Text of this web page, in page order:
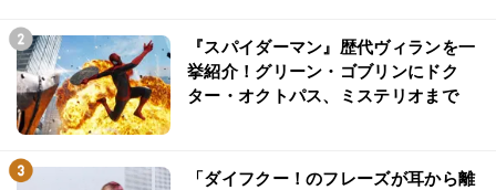
『スパイダーマン』歴代ヴィランを一
挙紹介！グリーン・ゴブリンにドク
ター・オクトパス、ミステリオまで
「ダイフクー！のフレーズが耳から離